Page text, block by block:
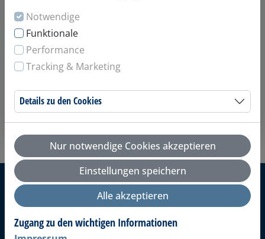
Gutschein
Details anzeigen
Sport- und Freizeitbad Allerwelle
Notwendige
Funktionale
Performance
Tracking & Marketing
Details zu den Cookies
Nur notwendige Cookies akzeptieren
Einstellungen speichern
Alle akzeptieren
Zugang zu den wichtigen Informationen